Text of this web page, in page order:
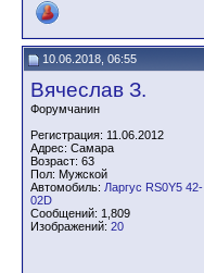
10.06.2018, 06:55
Вячеслав З.
Форумчанин
Регистрация: 11.06.2012
Адрес: Самара
Возраст: 63
Пол: Мужской
Автомобиль: Ларгус RS0Y5 42-
02D
Сообщений: 1,809
Изображений: 20